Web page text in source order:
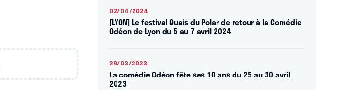
02/04/2024
[LYON] Le festival Quais du Polar de retour à la Comédie
Odéon de Lyon du 5 au 7 avril 2024
29/03/2023
La comédie Odéon fête ses 10 ans du 25 au 30 avril
2023